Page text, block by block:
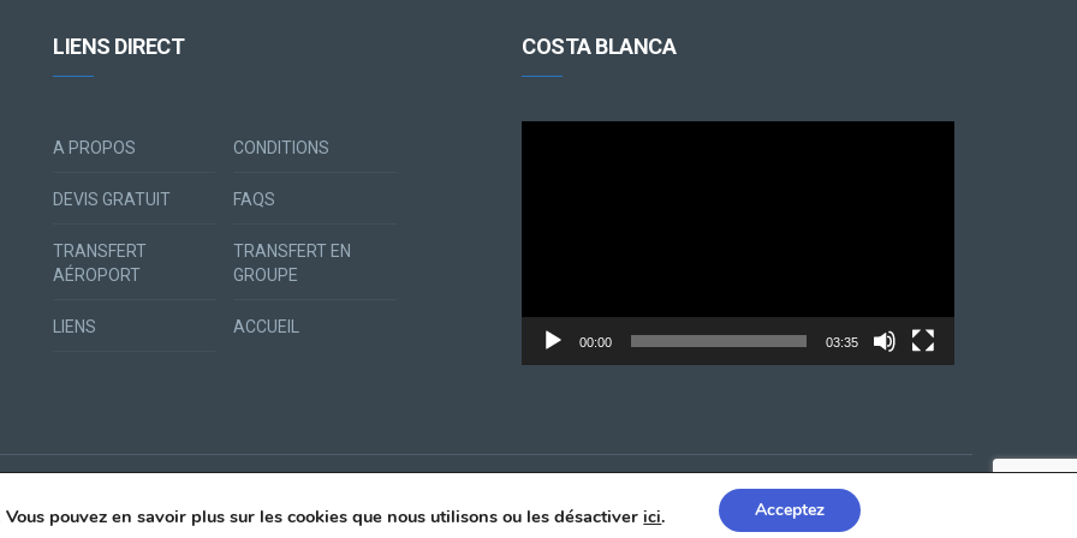
LIENS DIRECT
A PROPOS CONDITIONS
DEVIS GRATUIT FAQS
TRANSFERT
AÉROPORT
TRANSFERT EN
GROUPE
LIENS ACCUEIL
COSTA BLANCA
00:00 03:35
pouvez en savoir plus sur les cookies que nous utilisons ou les désactiverici. Acceptez